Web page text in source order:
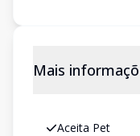
Mais
Aceita Pet